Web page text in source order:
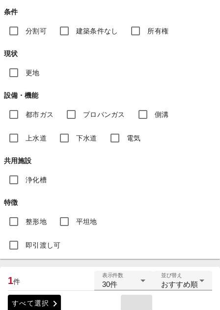
条件
分割可 建築条件なし 所有権
現状
更地
設備・機能
都市ガス プロパンガス 側溝
上水道 下水道 電気
共用施設
浄化槽
特徴
整形地 平坦地
即引渡し可
1件
表示件数
30件
並び替え
おすすめ順
すべて選択 chevron_right